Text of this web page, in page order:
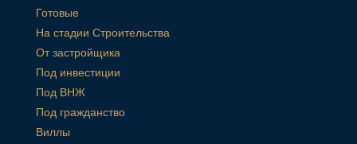
Готовые
На стадии Строительства
От застройщика
Под инвестиции
Под ВНЖ
Под гражданство
Виллы